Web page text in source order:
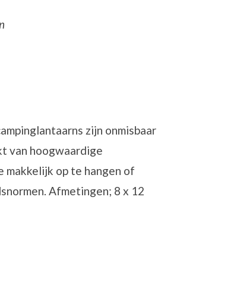
zijn onmisbaar
van hoogwaardige
makkelijk op te hangen of
Afmetingen; 8 x 12